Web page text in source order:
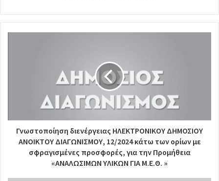
Γνωστοποίηση διενέργειας ΗΛΕΚΤΡΟΝΙΚΟΥ ΔΗΜΟΣΙΟΥ
ΑΝΟΙΚΤΟΥ ΔΙΑΓΩΝΙΣΜΟΥ, 12/2024 κάτω των ορίων με
σφραγισμένες προσφορές, για την Προμήθεια
«ΑΝΑΛΩΣΙΜΩΝ ΥΛΙΚΩΝ ΓΙΑ Μ.Ε.Θ. »